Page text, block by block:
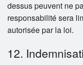
dessus peuvent ne
responsabilité sera
autorisée par la loi.
12.